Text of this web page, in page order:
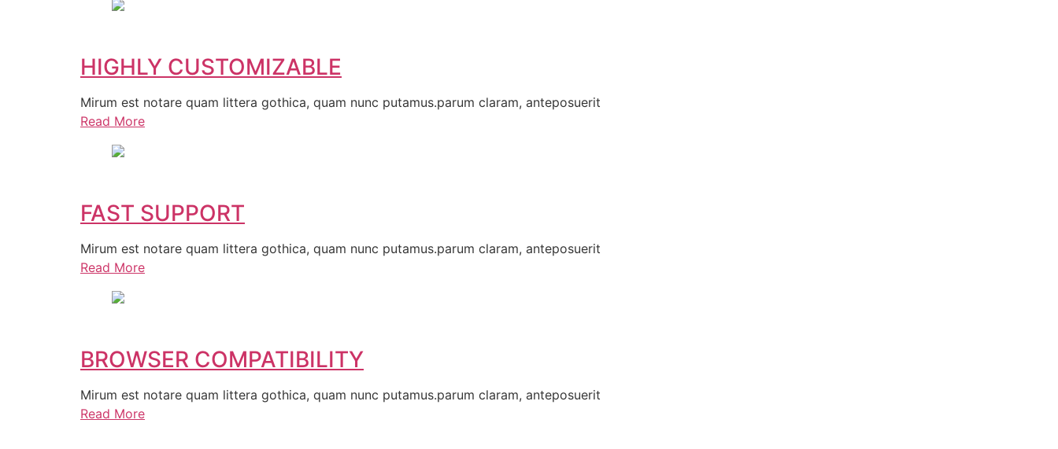
HIGHLY CUSTOMIZABLE
Mirum est notare quam littera gothica, quam nunc putamus.parum claram, anteposuerit
Read More
FAST SUPPORT
Mirum est notare quam littera gothica, quam nunc putamus.parum claram, anteposuerit
Read More
BROWSER COMPATIBILITY
Mirum est notare quam littera gothica, quam nunc putamus.parum claram, anteposuerit
Read More